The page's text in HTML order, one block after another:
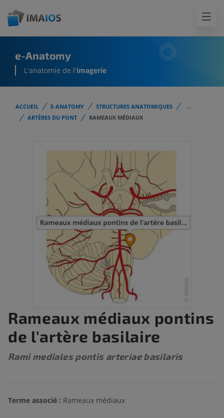
e-Anatomy
L'anatomie de l'imagerie
ACCUEIL E-ANATOMY STRUCTURES ANATOMIQUES
...
ARTÈRES DU PONT
RAMEAUX MÉDIAUX
Rameaux médiaux pontins
de l'artère basilaire
Rami mediales pontis arteriae basilaris
Terme associé : Rameaux médiaux